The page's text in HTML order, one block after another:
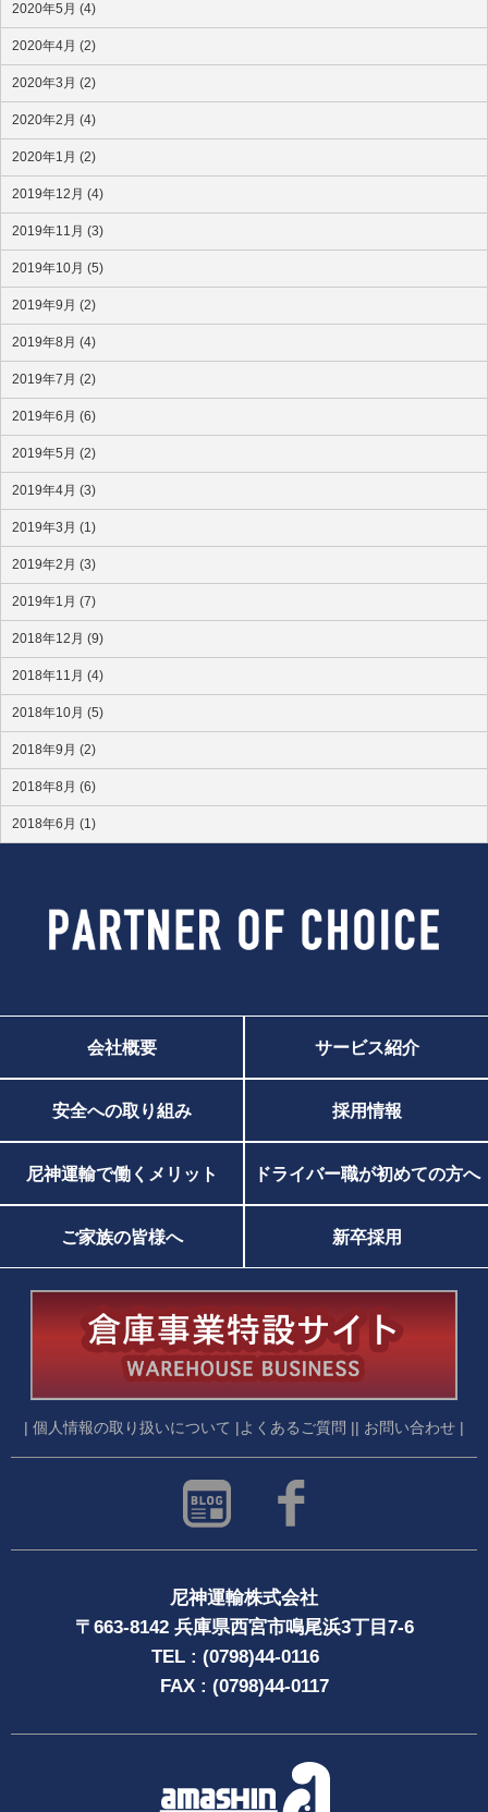
2020年5月 (4)
2020年4月 (2)
2020年3月 (2)
2020年2月 (4)
2020年1月 (2)
2019年12月 (4)
2019年11月 (3)
2019年10月 (5)
2019年9月 (2)
2019年8月 (4)
2019年7月 (2)
2019年6月 (6)
2019年5月 (2)
2019年4月 (3)
2019年3月 (1)
2019年2月 (3)
2019年1月 (7)
2018年12月 (9)
2018年11月 (4)
2018年10月 (5)
2018年9月 (2)
2018年8月 (6)
2018年6月 (1)
会社概要 サービス紹介
安全への取り組み 採用情報
尼神運輸で働くメリット ドライバー職が初めての方へ
ご家族の皆様へ 新卒採用
| 個人情報の取り扱いについて | よくあるご質問 | | お問い合わせ |
尼神運輸株式会社
〒663-8142 兵庫県西宮市鳴尾浜3丁目7-6
TEL : (0798)44-0116
FAX : (0798)44-0117